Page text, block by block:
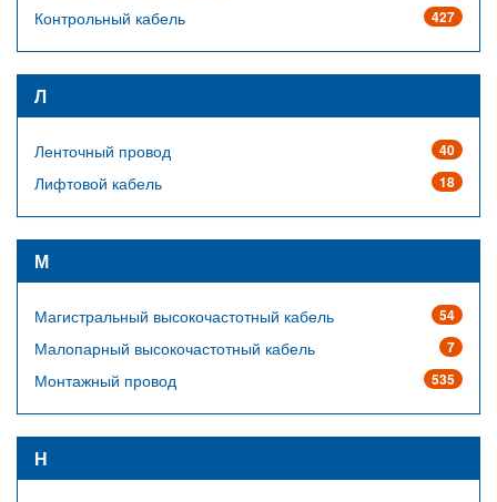
427
Контрольный кабель
Л
40
Ленточный провод
18
Лифтовой кабель
М
54
Магистральный высокочастотный кабель
7
Малопарный высокочастотный кабель
535
Монтажный провод
Н